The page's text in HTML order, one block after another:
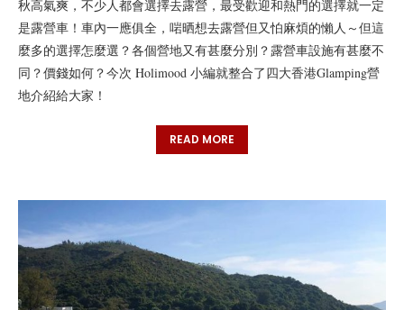
秋高氣爽，不少人都會選擇去露營，最受歡迎和熱門的選擇就一定
是露營車！車內一應俱全，啱晒想去露營但又怕麻煩的懶人～但這
麼多的選擇怎麼選？各個營地又有甚麼分別？露營車設施有甚麼不
同？價錢如何？今次 Holimood 小編就整合了四大香港Glamping營
地介紹給大家！
READ MORE